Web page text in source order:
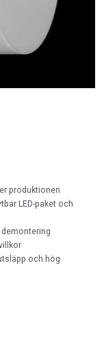
produktionen
LED-paket och
och hög